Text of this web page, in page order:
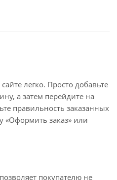
легко. Просто добавьте
а затем перейдите на
правильность заказанных
«Оформить заказ» или
покупателю не